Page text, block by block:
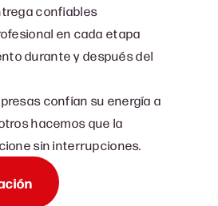
confiables
en cada etapa
durante y después del
confían su energía a
hacemos que la
sin interrupciones.